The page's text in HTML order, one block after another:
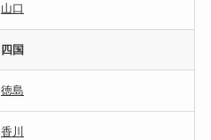
山口
四国
徳島
香川